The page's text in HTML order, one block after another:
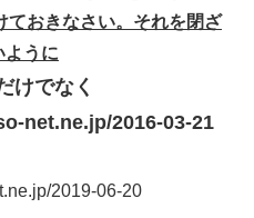
ておきなさい。それを閉ざ
ように
けでなく
net.ne.jp/2016-03-21
2019-06-20